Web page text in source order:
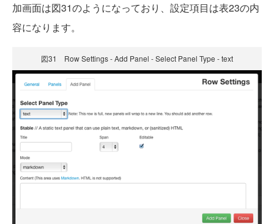
加画面は図31のようになっており、設定項目は表23の内
容になります。
図31 Row Settings - Add Panel - Select Panel Type - text